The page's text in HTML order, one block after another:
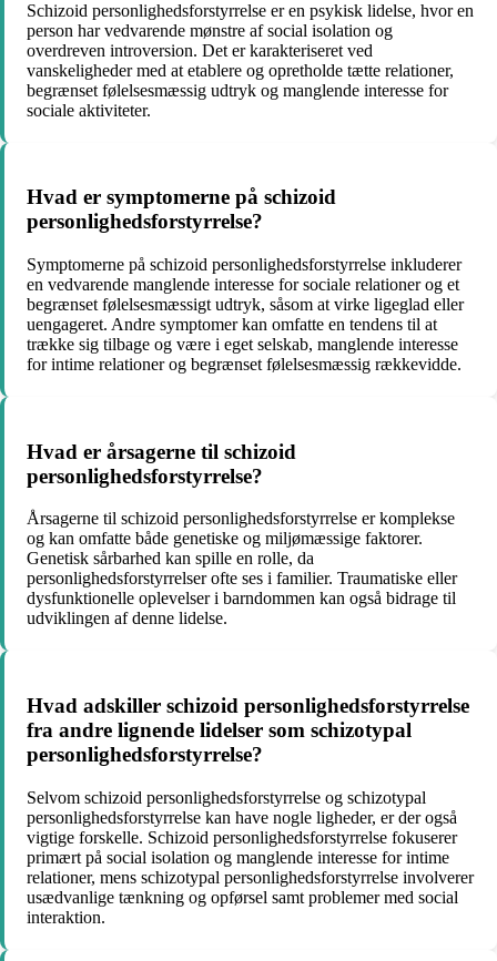
Schizoid personlighedsforstyrrelse er en psykisk lidelse, hvor en
person har vedvarende mønstre af social isolation og
overdreven introversion. Det er karakteriseret ved
vanskeligheder med at etablere og opretholde tætte relationer,
begrænset følelsesmæssig udtryk og manglende interesse for
sociale aktiviteter.
Hvad er symptomerne på schizoid
personlighedsforstyrrelse?
Symptomerne på schizoid personlighedsforstyrrelse inkluderer
en vedvarende manglende interesse for sociale relationer og et
begrænset følelsesmæssigt udtryk, såsom at virke ligeglad eller
uengageret. Andre symptomer kan omfatte en tendens til at
trække sig tilbage og være i eget selskab, manglende interesse
for intime relationer og begrænset følelsesmæssig rækkevidde.
Hvad er årsagerne til schizoid
personlighedsforstyrrelse?
Årsagerne til schizoid personlighedsforstyrrelse er komplekse
og kan omfatte både genetiske og miljømæssige faktorer.
Genetisk sårbarhed kan spille en rolle, da
personlighedsforstyrrelser ofte ses i familier. Traumatiske eller
dysfunktionelle oplevelser i barndommen kan også bidrage til
udviklingen af denne lidelse.
Hvad adskiller schizoid personlighedsforstyrrelse
fra andre lignende lidelser som schizotypal
personlighedsforstyrrelse?
Selvom schizoid personlighedsforstyrrelse og schizotypal
personlighedsforstyrrelse kan have nogle ligheder, er der også
vigtige forskelle. Schizoid personlighedsforstyrrelse fokuserer
primært på social isolation og manglende interesse for intime
relationer, mens schizotypal personlighedsforstyrrelse involverer
usædvanlige tænkning og opførsel samt problemer med social
interaktion.